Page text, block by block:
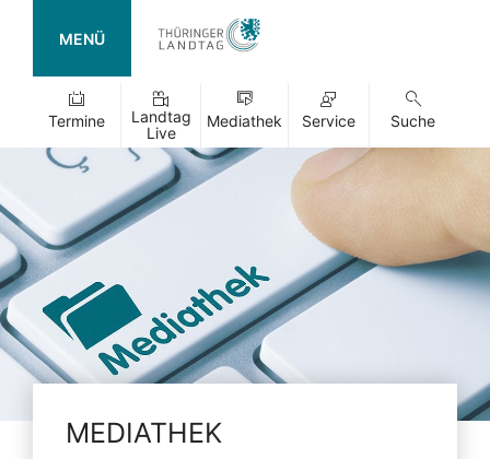
MENÜ
Termine
Landtag
Live
Mediathek Service Suche
MEDIATHEK